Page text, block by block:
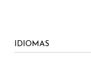
IDIOMAS